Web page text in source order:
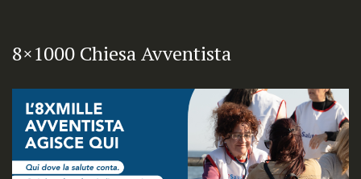
8×1000 Chiesa Avventista